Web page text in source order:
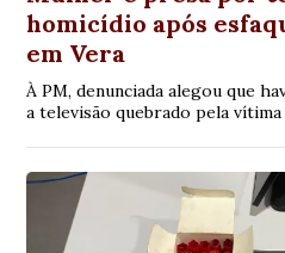
homicídio após
em Vera
À PM, denunciada alegou que
a televisão quebrado pela vítima